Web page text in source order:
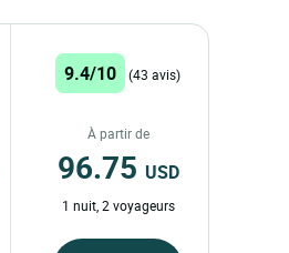
9.4/10 (43 avis)
À partir de
96.75 USD
1 nuit, 2 voyageurs